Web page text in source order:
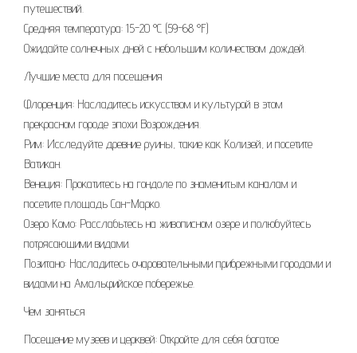
путешествий.
Средняя температура: 15-20 °C (59-68 °F)
Ожидайте солнечных дней с небольшим количеством дождей.
Лучшие места для посещения
Флоренция: Насладитесь искусством и культурой в этом
прекрасном городе эпохи Возрождения.
Рим: Исследуйте древние руины, такие как Колизей, и посетите
Ватикан.
Венеция: Прокатитесь на гондоле по знаменитым каналам и
посетите площадь Сан-Марко.
Озеро Комо: Расслабьтесь на живописном озере и полюбуйтесь
потрясающими видами.
Позитано: Насладитесь очаровательными прибрежными городами и
видами на Амальфийское побережье.
Чем заняться
Посещение музеев и церквей: Откройте для себя богатое